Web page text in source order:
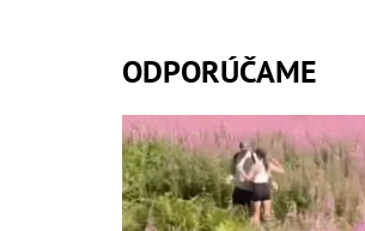
ODPORÚČAME